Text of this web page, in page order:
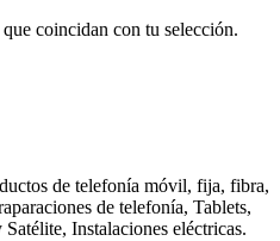
coincidan con tu selección.
de telefonía móvil, fija, fibra,
de telefonía, Tablets,
Instalaciones eléctricas.